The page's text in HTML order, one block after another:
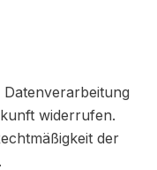
widerrufen.
der